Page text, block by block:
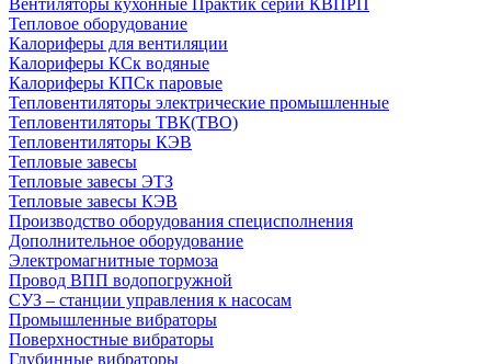
Вентиляторы кухонные Практик серии КВПРП
Тепловое оборудование
Калориферы для вентиляции
Калориферы КСк водяные
Калориферы КПСк паровые
Тепловентиляторы электрические промышленные
Тепловентиляторы ТВК(ТВО)
Тепловентиляторы КЭВ
Тепловые завесы
Тепловые завесы ЭТЗ
Тепловые завесы КЭВ
Производство оборудования специсполнения
Дополнительное оборудование
Электромагнитные тормоза
Провод ВПП водопогружной
СУЗ – станции управления к насосам
Промышленные вибраторы
Поверхностные вибраторы
Глубинные вибраторы